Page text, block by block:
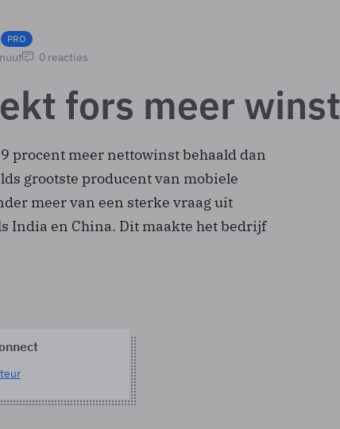
PRO
0 reacties
fors meer winst
procent meer nettowinst behaald dan
grootste producent van mobiele
meer van een sterke vraag uit
India en China. Dit maakte het bedrijf